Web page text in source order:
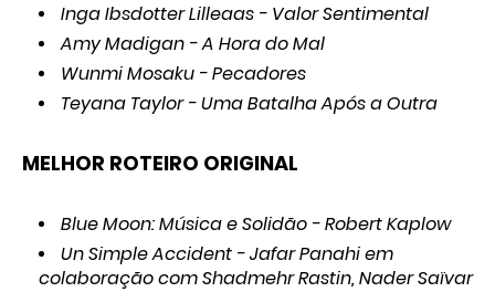
Inga Ibsdotter Lilleaas - Valor Sentimental
Amy Madigan - A Hora do Mal
Wunmi Mosaku - Pecadores
Teyana Taylor - Uma Batalha Após a Outra
MELHOR ROTEIRO ORIGINAL
Blue Moon: Música e Solidão - Robert Kaplow
Un Simple Accident - Jafar Panahi em
colaboração com Shadmehr Rastin, Nader Saïvar